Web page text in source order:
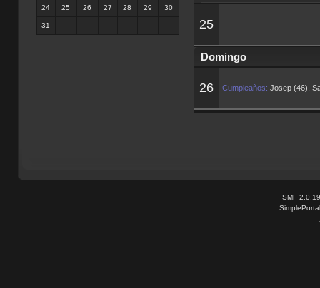
24 25 26 27 28 29 30
31 25
Domingo
26 Cumpleaños: Josep (46)
SMF 2.0.19